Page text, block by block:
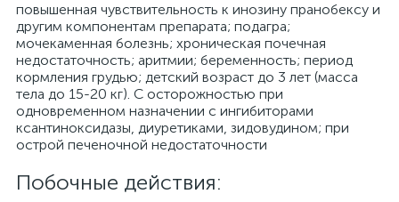
повышенная чувствительность к инозину пранобексу и
другим компонентам препарата; подагра;
мочекаменная болезнь; хроническая почечная
недостаточность; аритмии; беременность; период
кормления грудью; детский возраст до 3 лет (масса
тела до 15-20 кг). С осторожностью при
одновременном назначении с ингибиторами
ксантиноксидазы, диуретиками, зидовудином; при
острой печеночной недостаточности
Побочные действия: